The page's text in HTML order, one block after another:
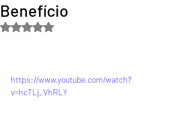
Benefício
Avaliado com NaN de 5 estrelas.
https://www.youtube.com/watch?
v=hcTLj_VhRLY